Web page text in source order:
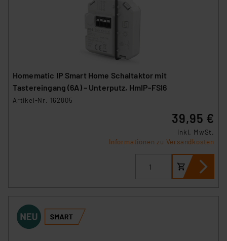
Homematic IP Smart Home Schaltaktor mit
Tastereingang (6A) – Unterputz, HmIP-FSI6
Artikel-Nr. 162805
39,95 €
inkl. MwSt.
Informationen zu Versandkosten